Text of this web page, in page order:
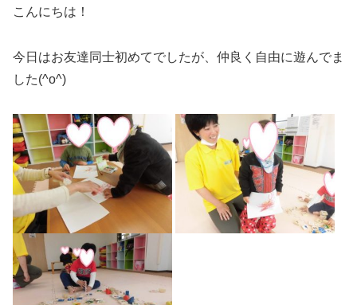
こんにちは！
今日はお友達同士初めてでしたが、仲良く自由に遊んでま
した(^o^)